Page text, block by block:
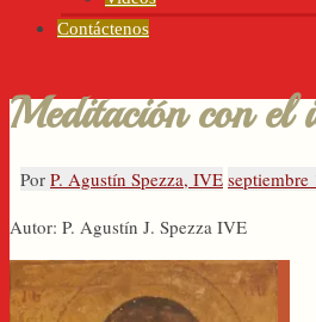
Contáctenos
Meditación con el
Por P. Agustín Spezza, IVE septiembre
Autor: P. Agustín J. Spezza IVE